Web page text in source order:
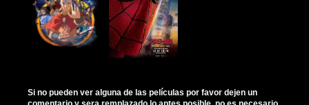
Si no pueden ver alguna de las películas por favor dejen un